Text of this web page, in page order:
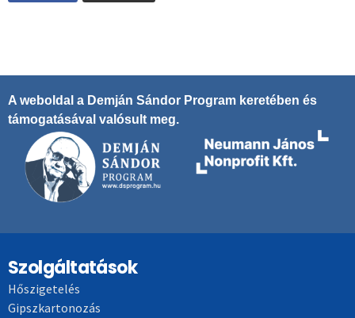
A weboldal a Demján Sándor Program keretében és
támogatásával valósult meg.
Szolgáltatások
Hőszigetelés
Gipszkartonozás